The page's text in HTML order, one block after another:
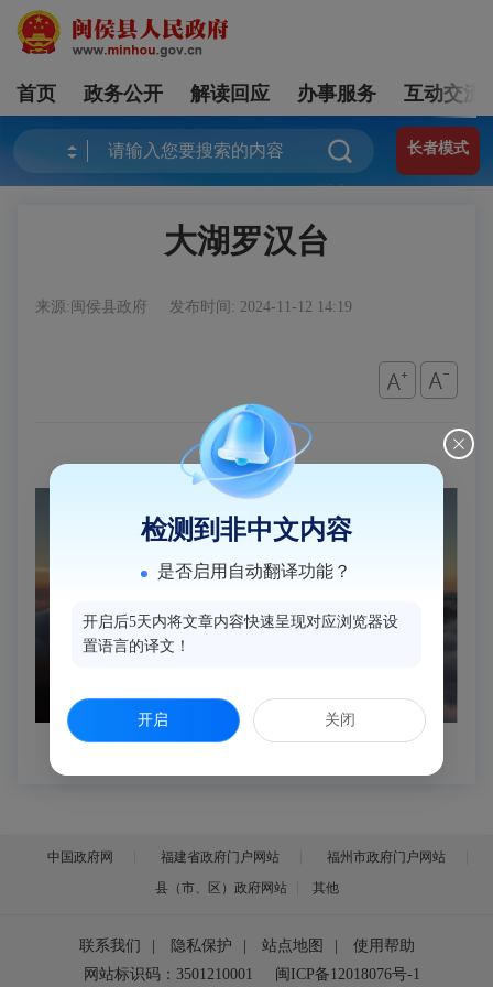
首页 政务公开 解读回应 办事服务 互动交流
长者模式
大湖罗汉台
来源:闽侯县政府 发布时间: 2024-11-12 14:19
中国政府网 福建省政府门户网站
福州市政府门户网站
县（市、区）政府网站
其他
联系我们 隐私保护 站点地图
使用帮助
网站标识码：3501210001
闽ICP备12018076号-1
检测到非中文内容
是否启用自动翻译功能？
开启后5天内将文章内容快速呈现对应浏览器设
置语言的译文！
开启 关闭